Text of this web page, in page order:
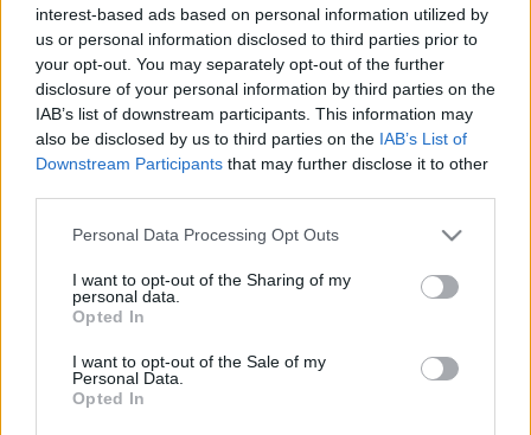
interest-based ads based on personal information utilized by
us or personal information disclosed to third parties prior to
your opt-out. You may separately opt-out of the further
disclosure of your personal information by third parties on the
IAB’s list of downstream participants. This information may
also be disclosed by us to third parties on the IAB’s List of
Downstream Participants that may further disclose it to other
Please note that this website/app uses one or more Google
not limited to your visit or usage behaviour. You may click to
grant or deny consent to Google and its third-party tags to
use your data for below specified purposes in below Google
consent section.
Personal Data Processing Opt Outs
I want to opt-out of the Sharing of my
personal data.
Opted In
I want to opt-out of the Sale of my
Personal Data.
Opted In
Kitűnően tudok úszni.
Gondoltam magamban, amikor azon kezdtem
rágódni, hogy benevezek aII. Szálka Triatlon
legrövidebb távjára. Rendszeresen ...
Tekertem - egészen hazáig!
Jövő hét végén lesz a következő kerékpáros kihívás, a
24 óra bringa. Különböző távok és versenyszámok
lesznek, a széles választékból ...
4. hét - Az eget s a világot, -0,3 kg